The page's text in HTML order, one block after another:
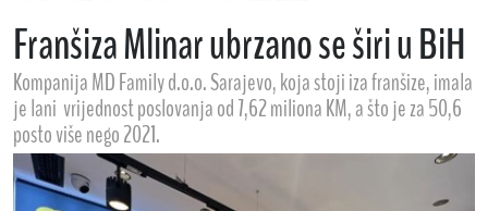
Franšiza Mlinar ubrzano se širi u BiH
Kompanija MD Family d.o.o. Sarajevo, koja stoji iza franšize, imala
je lani vrijednost poslovanja od 7,62 miliona KM, a što je za 50,6
posto više nego 2021.